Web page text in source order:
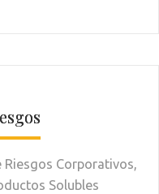
Riesgos Corporativos,
Solubles